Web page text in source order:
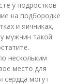
у подростков
на подбородке
и яичниках,
мужчин такой
нескольким
место для
сердца могут